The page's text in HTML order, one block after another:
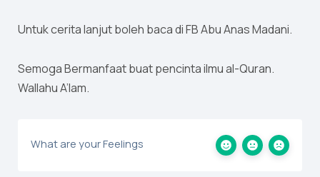
Untuk cerita lanjut boleh baca di FB Abu Anas Madani.
Semoga Bermanfaat buat pencinta ilmu al-Quran.
Wallahu A’lam.
What are your Feelings